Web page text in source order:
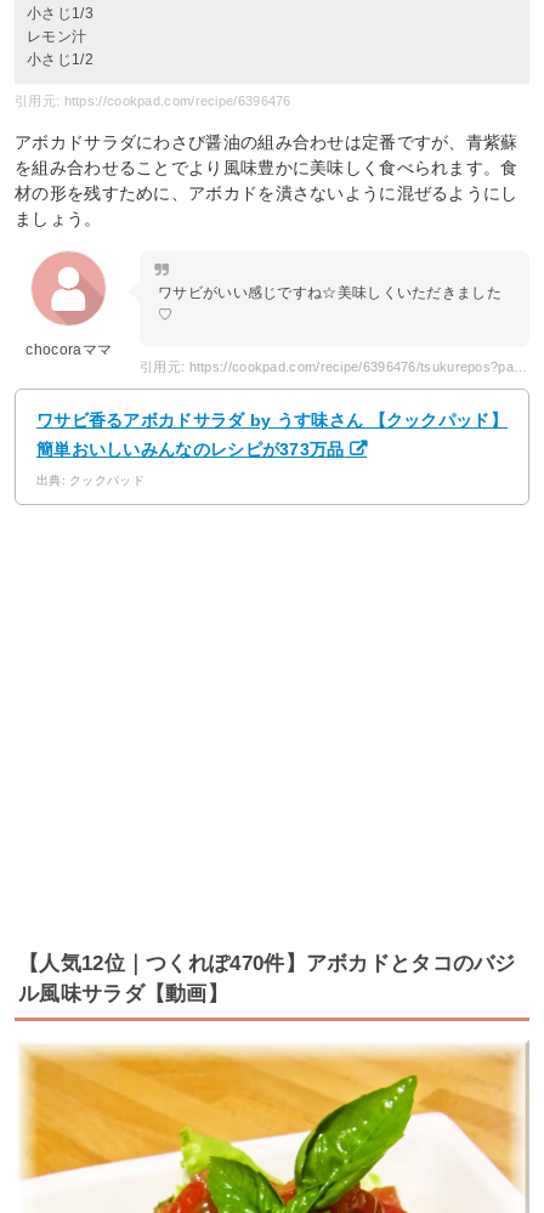
小さじ1/3
レモン汁
小さじ1/2
引用元: https://cookpad.com/recipe/6396476
アボカドサラダにわさび醤油の組み合わせは定番ですが、青紫蘇
を組み合わせることでより風味豊かに美味しく食べられます。食
材の形を残すために、アボカドを潰さないように混ぜるようにし
ましょう。
chocoraママ
ワサビがいい感じですね☆美味しくいただきました
♡
引用元: https://cookpad.com/recipe/6396476/tsukurepos?page=2
ワサビ香るアボカドサラダ by うす味さん 【クックパッド】
簡単おいしいみんなのレシピが373万品
出典: クックパッド
【人気12位｜つくれぽ470件】アボカドとタコのバジ
ル風味サラダ【動画】